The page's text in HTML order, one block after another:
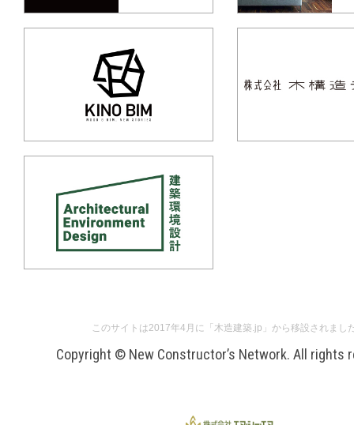
このサイトは2017年4月に「木造建築.jp」から移設されまし
Copyright © New Constructor’s Network. All rights